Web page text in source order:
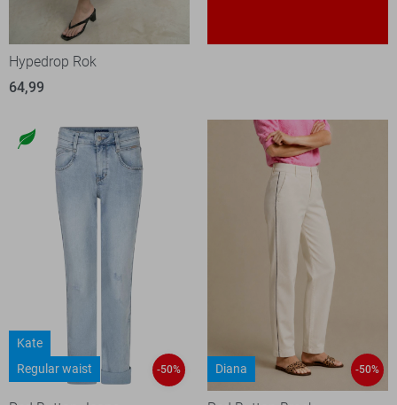
Hypedrop Rok
64,99
Kate
Regular waist
-50% Diana -50%